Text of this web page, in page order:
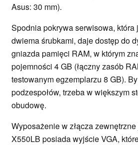
Asus: 30 mm).
Spodnia pokrywa serwisowa, która
dwiema śrubkami, daje dostęp do
gniazda pamięci RAM, w którym
pojemności 4 GB (łączny zasób
testowanym egzemplarzu 8 GB).
podzespołów, trzeba w większym
obudowę.
Wyposażenie w złącza
X550LB posiada wyjście VGA,